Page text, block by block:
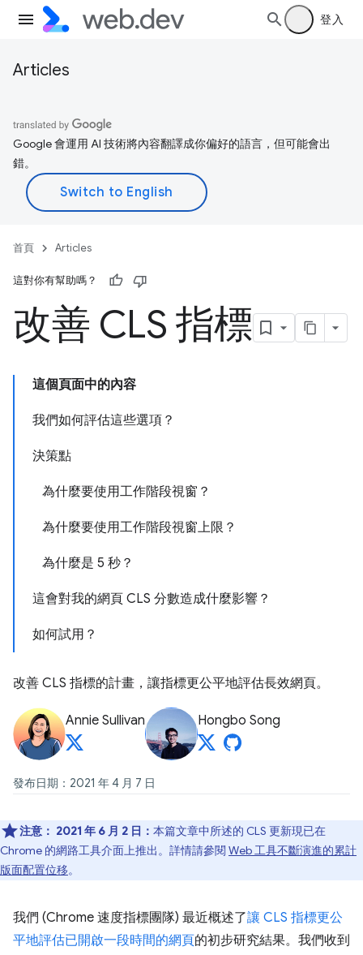
登入
Articles
Google 會運用 AI 技術將內容翻譯成你偏好的語言，但可能會出
錯。
首頁 Articles
這對你有幫助嗎？
改善 CLS 指標
這個頁面中的內容
我們如何評估這些選項？
決策點
為什麼要使用工作階段視窗？
為什麼要使用工作階段視窗上限？
為什麼是 5 秒？
這會對我的網頁 CLS 分數造成什麼影響？
如何試用？
改善 CLS 指標的計畫，讓指標更公平地評估長效網頁。
Annie Sullivan Hongbo Song
發布日期：2021 年 4 月 7 日
注意： 2021 年 6 月 2 日： 本篇文章中所述的 CLS 更新現已在
Chrome 的網路工具介面上推出。詳情請參閱 Web 工具不斷演進的累計
版面配置位移。
我們 (Chrome 速度指標團隊) 最近概述了讓 CLS 指標更公
平地評估已開啟一段時間的網頁的初步研究結果。我們收到